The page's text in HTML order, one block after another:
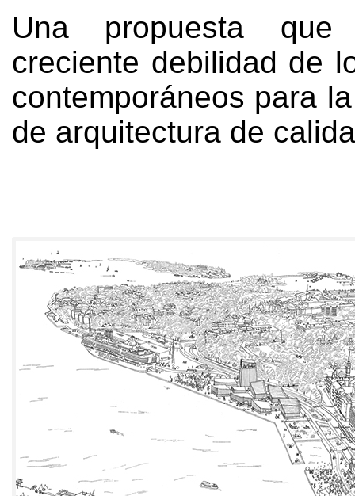
Una propuesta
creciente debilidad de
contemporáneos para
de arquitectura de